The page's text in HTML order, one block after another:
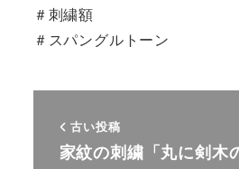
＃刺繍額
＃スパングルトーン
古い投稿
家紋の刺繍「丸に剣木